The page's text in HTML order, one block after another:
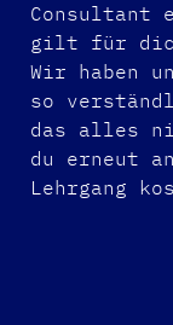
Consultant
gilt für dich
Wir haben
so
das alles
du erneut
Lehrgang